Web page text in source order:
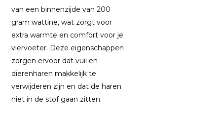
van een binnenzijde van 200
gram wattine, wat zorgt voor
extra warmte en comfort voor je
viervoeter. Deze eigenschappen
zorgen ervoor dat vuil en
dierenharen makkelijk te
verwijderen zijn en dat de haren
niet in de stof gaan zitten.